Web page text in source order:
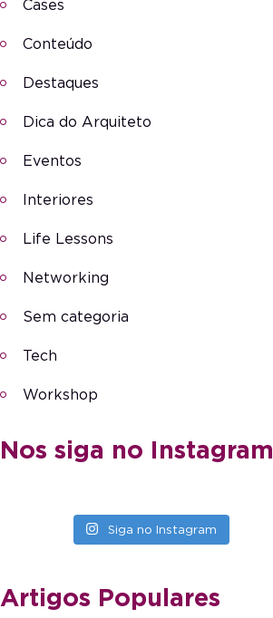
Cases
Conteúdo
Destaques
Dica do Arquiteto
Eventos
Interiores
Life Lessons
Networking
Sem categoria
Tech
Workshop
Nos siga no Instagram
Siga no Instagram
Artigos Populares